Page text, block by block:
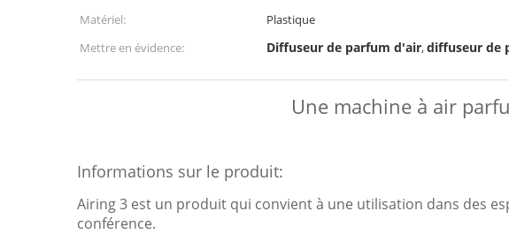
Matériel:
Plastique
Mettre en évidence:
Diffuseur de parfum d'air,diffuseur de
Une machine à air
Informations sur le produit:
Airing 3 est un produit qui convient à une utilisation dans des
conférence.